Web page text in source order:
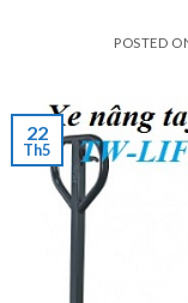
POSTED
22
Th5